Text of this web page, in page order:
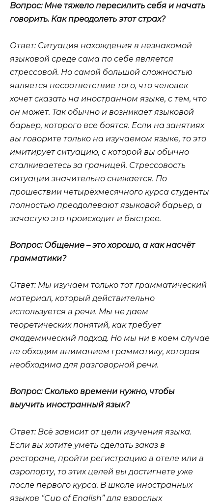
Вопрос: Мне тяжело пересилить себя и начать
говорить. Как преодолеть этот страх?
Ответ: Ситуация нахождения в незнакомой
языковой среде сама по себе является
стрессовой. Но самой большой сложностью
является несоответствие того, что человек
хочет сказать на иностранном языке, с тем, что
он может. Так обычно и возникает языковой
барьер, которого все боятся. Если на занятиях
вы говорите только на изучаемом языке, то это
имитирует ситуацию, с которой вы обычно
сталкиваетесь за границей. Стрессовость
ситуации значительно снижается. По
прошествии четырёхмесячного курса студенты
полностью преодолевают языковой барьер, а
зачастую это происходит и быстрее.
Вопрос: Общение – это хорошо, а как насчёт
грамматики?
Ответ: Мы изучаем только тот грамматический
материал, который действительно
используется в речи. Мы не даем
теоретических понятий, как требует
академический подход. Но мы ни в коем случае
не обходим вниманием грамматику, которая
необходима для разговорной речи.
Вопрос: Сколько времени нужно, чтобы
выучить иностранный язык?
Ответ: Всё зависит от цели изучения языка.
Если вы хотите уметь сделать заказ в
ресторане, пройти регистрацию в отеле или в
аэропорту, то этих целей вы достигнете уже
после первого курса. В школе иностранных
языков “Cup of English” для взрослых